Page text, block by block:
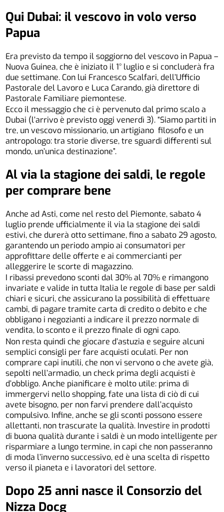
Qui Dubai: il vescovo in volo verso
Papua
Era previsto da tempo il soggiorno del vescovo in Papua –
Nuova Guinea, che è iniziato il 1° luglio e si concluderà fra
due settimane. Con lui Francesco Scalfari, dell’Ufficio
Pastorale del Lavoro e Luca Carando, già direttore di
Pastorale Familiare piemontese.
Ecco il messaggio che ci è pervenuto dal primo scalo a
Dubai (l’arrivo è previsto oggi venerdì 3). “Siamo partiti in
tre, un vescovo missionario, un artigiano filosofo e un
antropologo: tra storie diverse, tre sguardi differenti sul
mondo, un’unica destinazione”.
Al via la stagione dei saldi, le regole
per comprare bene
Anche ad Asti, come nel resto del Piemonte, sabato 4
luglio prende ufficialmente il via la stagione dei saldi
estivi, che durerà otto settimane, fino a sabato 29 agosto,
garantendo un periodo ampio ai consumatori per
approfittare delle offerte e ai commercianti per
alleggerire le scorte di magazzino.
I ribassi prevedono sconti dal 30% al 70% e rimangono
invariate e valide in tutta Italia le regole di base per saldi
chiari e sicuri, che assicurano la possibilità di effettuare
cambi, di pagare tramite carta di credito o debito e che
obbligano i negozianti a indicare il prezzo normale di
vendita, lo sconto e il prezzo finale di ogni capo.
Non resta quindi che giocare d’astuzia e seguire alcuni
semplici consigli per fare acquisti oculati. Per non
comprare capi inutili, che non vi servono o che avete già,
sepolti nell’armadio, un check prima degli acquisti è
d’obbligo. Anche pianificare è molto utile: prima di
immergervi nello shopping, fate una lista di ciò di cui
avete bisogno, per non farvi prendere dall’acquisto
compulsivo. Infine, anche se gli sconti possono essere
allettanti, non trascurate la qualità. Investire in prodotti
di buona qualità durante i saldi è un modo intelligente per
risparmiare a lungo termine, in capi che non passeranno
di moda l’inverno successivo, ed è una scelta di rispetto
verso il pianeta e i lavoratori del settore.
Dopo 25 anni nasce il Consorzio del
Nizza Docg